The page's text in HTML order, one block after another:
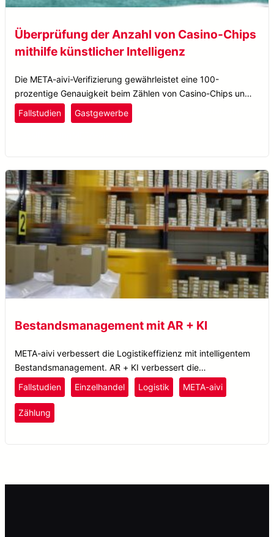
Überprüfung der Anzahl von Casino-Chips
mithilfe künstlicher Intelligenz
Die META-aivi-Verifizierung gewährleistet eine 100-
prozentige Genauigkeit beim Zählen von Casino-Chips und
verbessert so die Sicherheit und Effizienz bei der
Auszahlung in einem der größten Casinos Asiens.
Fallstudien Gastgewerbe
Bestandsmanagement mit AR + KI
META-aivi verbessert die Logistikeffizienz mit intelligentem
Bestandsmanagement. AR + KI verbessert die
Zählgenauigkeit, reduziert menschliche Fehler und optimiert
Arbeitsabläufe.
Fallstudien Einzelhandel Logistik META-aivi
Zählung